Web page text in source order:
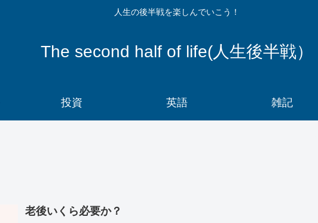
人生の後半戦を楽しんでいこう！
The second half of life(人生後半戦）
投資 英語 雑記
老後いくら必要か？